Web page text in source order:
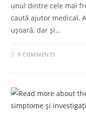
unul dintre cele mai
caută ajutor medical.
ușoară, dar și…
0 COMMENTS